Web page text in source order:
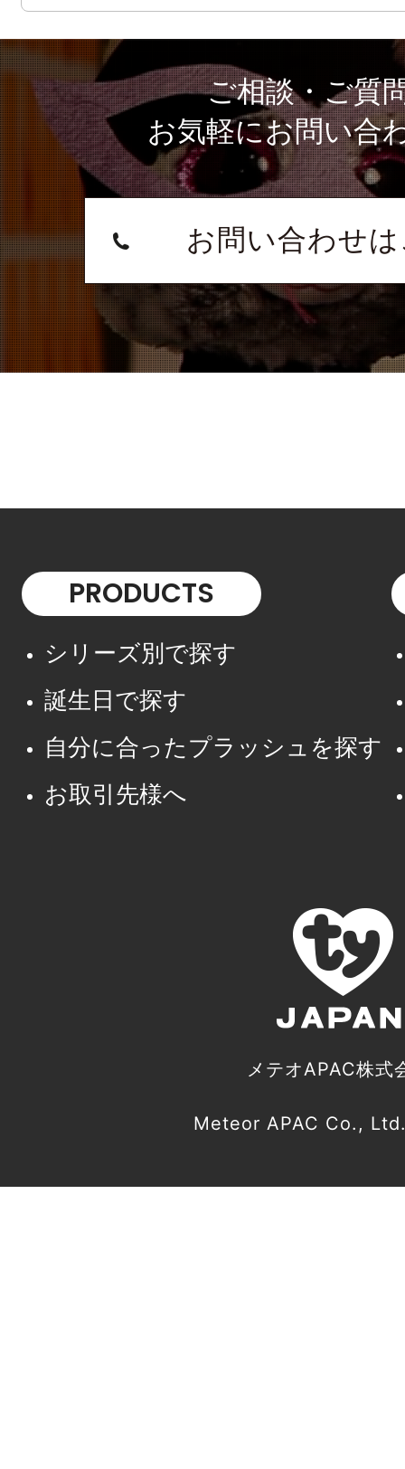
ご相談・ご質
お気軽にお問い合
お問い合わせ
PRODUCTS
シリーズ別で探す
誕生日で探す
自分に合ったプラッシュを探す
お取引先様へ
メテオAPAC株式
Meteor APAC Co.,